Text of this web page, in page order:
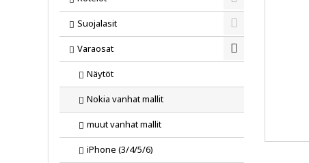
Toggle
Suojalasit
Toggle
Varaosat
Toggle
Näytöt
Nokia vanhat mallit
muut vanhat mallit
iPhone (3/4/5/6)